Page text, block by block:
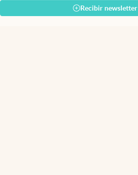
Recibir newsletter